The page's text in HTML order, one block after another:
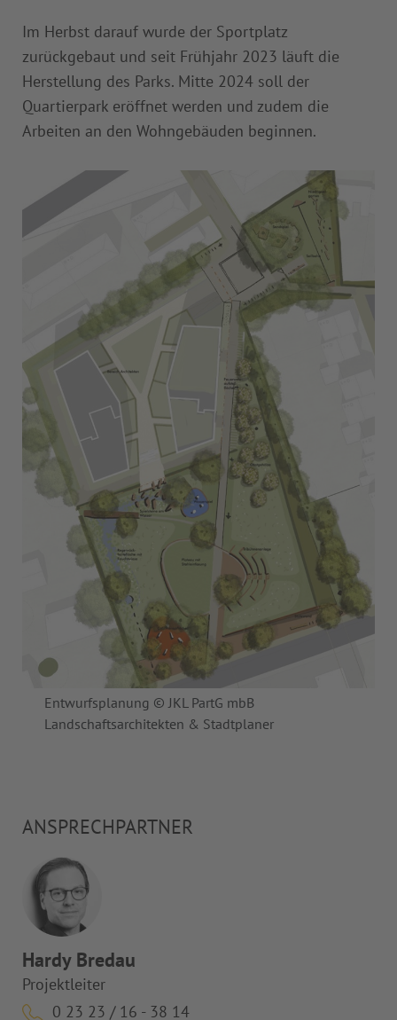
Im Herbst darauf wurde der Sportplatz
zurückgebaut und seit Frühjahr 2023 läuft die
Herstellung des Parks. Mitte 2024 soll der
Quartierpark eröffnet werden und zudem die
Arbeiten an den Wohngebäuden beginnen.
Entwurfsplanung © JKL PartG mbB
Landschaftsarchitekten & Stadtplaner
ANSPRECHPARTNER
Hardy Bredau
Projektleiter
0 23 23 / 16 - 38 14